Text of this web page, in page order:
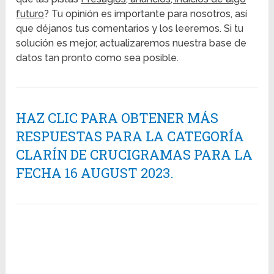
futuro? Tu opinión es importante para nosotros, así
que déjanos tus comentarios y los leeremos. Si tu
solución es mejor, actualizaremos nuestra base de
datos tan pronto como sea posible.
HAZ CLIC PARA OBTENER MÁS
RESPUESTAS PARA LA CATEGORÍA
CLARÍN DE CRUCIGRAMAS PARA LA
FECHA 16 AUGUST 2023.